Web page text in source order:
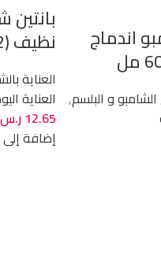
اندماج
الشامبو و البلسم,
نظيف (2*1) 200 مل
العناية
العناية
12.65 ر.س
إضافة